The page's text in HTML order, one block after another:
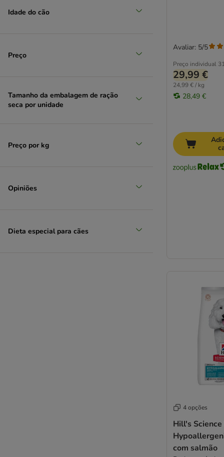
IAMS
Josera
Lukullus
Markus-Mühle
My Friend
Nature's Variety
Idade do cão
Preço
Tamanho da embalagem de ração
seca por unidade
Preço por kg
Opiniões
Dieta especial para cães
Preço individual
29,99 €
24,99 € / kg
28,49 €
Avaliar: 5/5
4 opções
Hill's
com salmão